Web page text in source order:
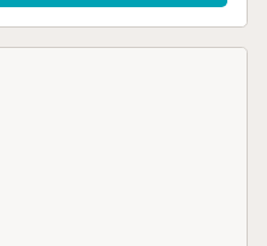
una cuna y una trona. El